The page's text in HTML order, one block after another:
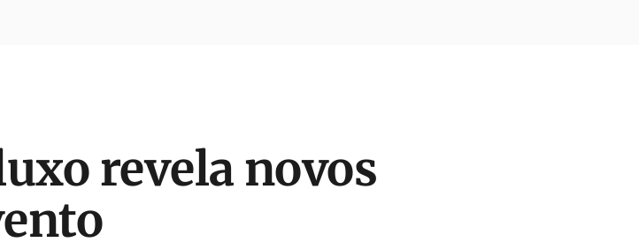
revela novos